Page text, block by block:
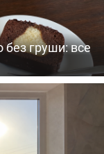
без груши: все